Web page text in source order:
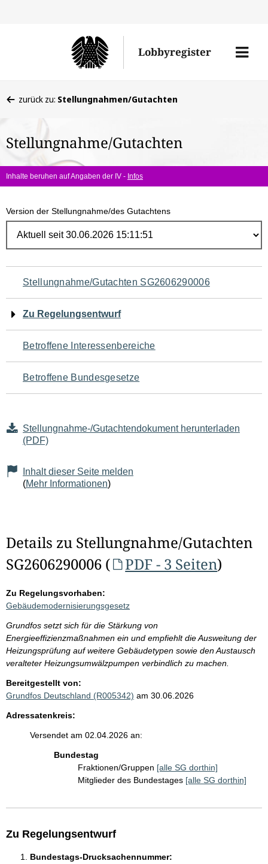
Lobbyregister
Menü
befinden
hier:
zurück zu: Stellungnahmen/Gutachten
Stellungnahme/Gutachten
Inhalte beruhen auf Angaben der IV - Infos
Version der Stellungnahme/des Gutachtens
Navigation
für
den
Seiteninhalt
Stellungnahme/Gutachten SG2606290006
Zu Regelungsentwurf
Betroffene Interessenbereiche
Betroffene Bundesgesetze
Stellungnahme-/Gutachtendokument herunterladen
(PDF)
Inhalt dieser Seite melden
(Mehr Informationen)
Details zu Stellungnahme/Gutachten
SG2606290006 (
PDF - 3 Seiten)
Zu Regelungsvorhaben:
Gebäudemodernisierungsgesetz
Grundfos setzt sich für die Stärkung von
Energieeffizienzmaßnahmen ein und empfiehlt die Ausweitung der
Heizungsprüfung auf weitere Gebäudetypen sowie den Austausch
veralteter Heizungsumwälzpumpen verbindlich zu machen.
Bereitgestellt von:
Grundfos Deutschland (R005342) am 30.06.2026
Adressatenkreis:
Versendet am 02.04.2026 an:
Bundestag
Fraktionen/Gruppen [alle SG dorthin]
Mitglieder des Bundestages [alle SG dorthin]
Zu Regelungsentwurf
Bundestags-Drucksachennummer: